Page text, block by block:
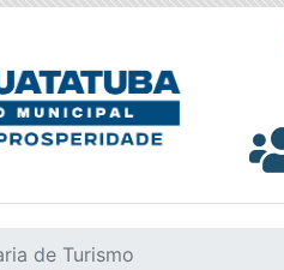
de Turismo